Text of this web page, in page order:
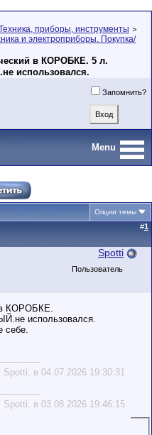
приборы, инструменты >
и электроприборы. Покупка/
в КОРОБКЕ. 5 л.
использовался.
Запомнить?
Menu
Опции темы
#1
Spotti
Пользователь
в КОРОБКЕ.
использовался.
себе.
в 04.07.2026 19:30:31
в 03.08.2026 19:46:15